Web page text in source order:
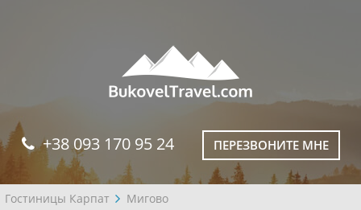
+38 093 170 95 24 ПЕРЕЗВОНИТЕ МНЕ
Гостиницы Карпат
Мигово